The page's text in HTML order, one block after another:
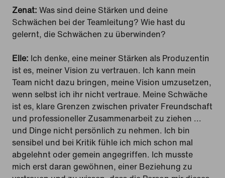
Zenat: Was sind deine Stärken und deine
Schwächen bei der Teamleitung? Wie hast du
gelernt, die Schwächen zu überwinden?
Elle: Ich denke, eine meiner Stärken als Produzentin
ist es, meiner Vision zu vertrauen. Ich kann mein
Team nicht dazu bringen, meine Vision umzusetzen,
wenn selbst ich ihr nicht vertraue. Meine Schwäche
ist es, klare Grenzen zwischen privater Freundschaft
und professioneller Zusammenarbeit zu ziehen ...
und Dinge nicht persönlich zu nehmen. Ich bin
sensibel und bei Kritik fühle ich mich schon mal
abgelehnt oder gemein angegriffen. Ich musste
mich erst daran gewöhnen, einer Beziehung zu